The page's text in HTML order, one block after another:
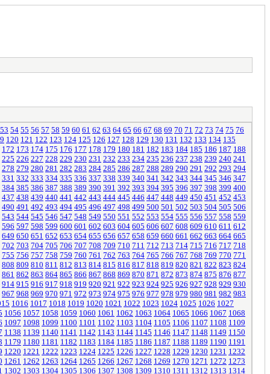
53 54 55 56 57 58 59 60 61 62 63 64 65 66 67 68 69 70 71 72 73 74 75 76
120 121 122 123 124 125 126 127 128 129 130 131 132 133 134 135
172 173 174 175 176 177 178 179 180 181 182 183 184 185 186 187 188
225 226 227 228 229 230 231 232 233 234 235 236 237 238 239 240 241
278 279 280 281 282 283 284 285 286 287 288 289 290 291 292 293 294
331 332 333 334 335 336 337 338 339 340 341 342 343 344 345 346 347
384 385 386 387 388 389 390 391 392 393 394 395 396 397 398 399 400
437 438 439 440 441 442 443 444 445 446 447 448 449 450 451 452 453
490 491 492 493 494 495 496 497 498 499 500 501 502 503 504 505 506
543 544 545 546 547 548 549 550 551 552 553 554 555 556 557 558 559
596 597 598 599 600 601 602 603 604 605 606 607 608 609 610 611 612
649 650 651 652 653 654 655 656 657 658 659 660 661 662 663 664 665
702 703 704 705 706 707 708 709 710 711 712 713 714 715 716 717 718
755 756 757 758 759 760 761 762 763 764 765 766 767 768 769 770 771
808 809 810 811 812 813 814 815 816 817 818 819 820 821 822 823 824
861 862 863 864 865 866 867 868 869 870 871 872 873 874 875 876 877
914 915 916 917 918 919 920 921 922 923 924 925 926 927 928 929 930
967 968 969 970 971 972 973 974 975 976 977 978 979 980 981 982 983
1016 1017 1018 1019 1020 1021 1022 1023 1024 1025 1026 1027
1056 1057 1058 1059 1060 1061 1062 1063 1064 1065 1066 1067 1068
1097 1098 1099 1100 1101 1102 1103 1104 1105 1106 1107 1108 1109
1138 1139 1140 1141 1142 1143 1144 1145 1146 1147 1148 1149 1150
1179 1180 1181 1182 1183 1184 1185 1186 1187 1188 1189 1190 1191
1220 1221 1222 1223 1224 1225 1226 1227 1228 1229 1230 1231 1232
1261 1262 1263 1264 1265 1266 1267 1268 1269 1270 1271 1272 1273
1302 1303 1304 1305 1306 1307 1308 1309 1310 1311 1312 1313 1314